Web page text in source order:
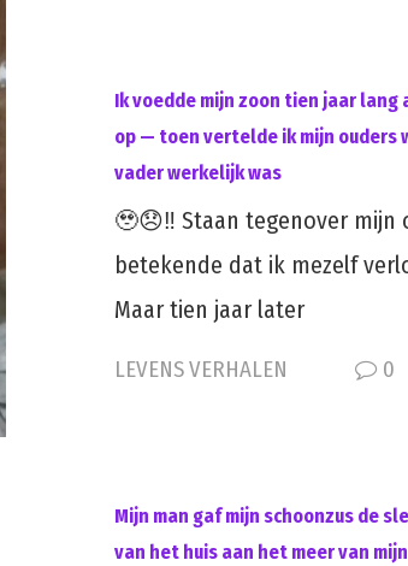
Ik voedde mijn zoon tien jaar lang
op — toen vertelde ik mijn ouders
vader werkelijk was
🥹😞‼️ Staan tegenover mijn
betekende dat ik mezelf
Maar tien jaar later
LEVENS VERHALEN 0
Mijn man gaf mijn schoonzus de
van het huis aan het meer van mijn